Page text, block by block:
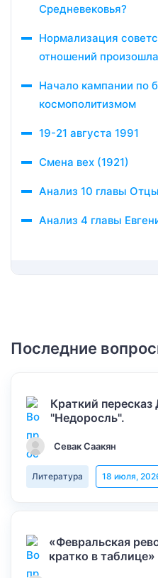
Средневековья?
Нормализация
отношений
Начало кампании по
космополитизмом
19-21 августа 1991
Смена вех (1921)
Анализ 10 главы
Анализ 4 главы
Последние
Краткий
"Недоросль".
Севак Саакян
Литература 18 июля,
«Февральская
кратко в таблице»